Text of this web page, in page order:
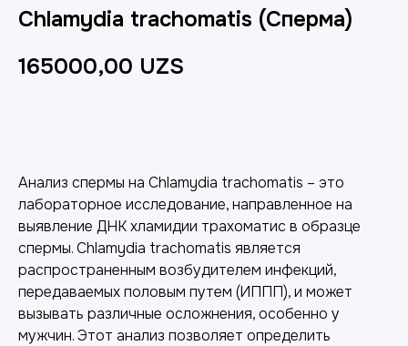
Chlamydia trachomatis (Сперма)
165000,00 UZS
Анализ спермы на Chlamydia trachomatis – это
лабораторное исследование, направленное на
выявление ДНК хламидии трахоматис в образце
спермы. Chlamydia trachomatis является
распространенным возбудителем инфекций,
передаваемых половым путем (ИППП), и может
вызывать различные осложнения, особенно у
мужчин. Этот анализ позволяет определить